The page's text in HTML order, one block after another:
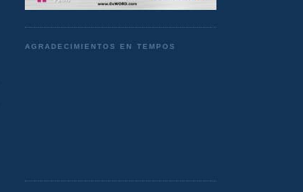
AGRADECIMIENTOS EN TEMPOS